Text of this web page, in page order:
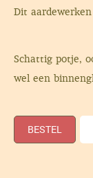
Dit
Schattig potje,
wel een
BESTEL